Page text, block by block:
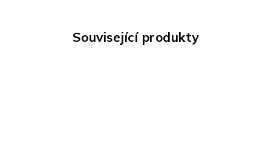
Související produkty